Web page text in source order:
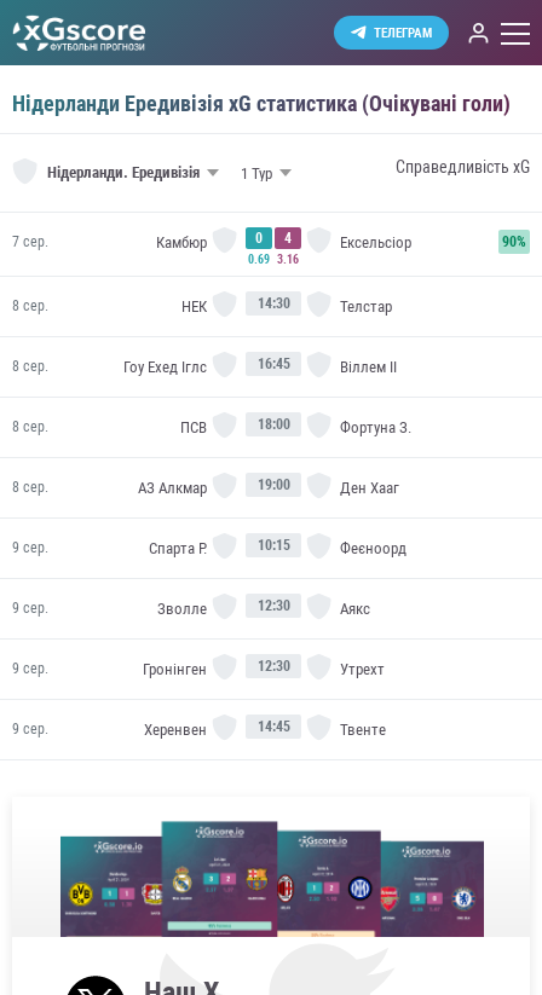
ТЕЛЕГРАМ
Нідерланди Ередивізія xG статистика (Очікувані голи)
Нідерланди. Ередивізія Справедливість xG
7 сер. Камбюр 0
0.69
4
3.16
Ексельсіор 90%
8 сер. НЕК 14:30 Телстар
8 сер. Гоу Ехед Іглс 16:45 Віллем II
8 сер. ПСВ 18:00 Фортуна З.
8 сер. АЗ Алкмар 19:00 Ден Хааг
9 сер. Спарта Р. 10:15 Феєноорд
9 сер. Зволле 12:30 Аякс
9 сер. Гронінген 12:30 Утрехт
9 сер. Херенвен 14:45 Твенте